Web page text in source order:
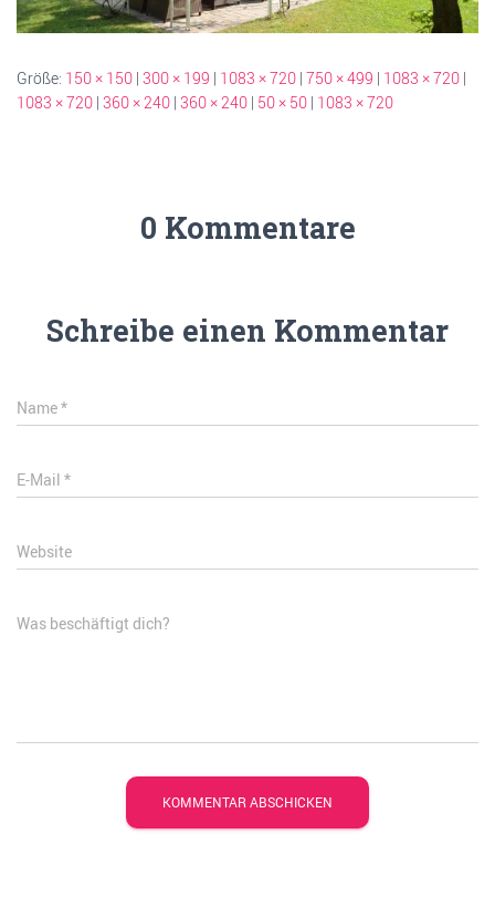
Größe: 150 × 150 | 300 × 199 | 1083 × 720 | 750 × 499 | 1083 × 720 |
1083 × 720 | 360 × 240 | 360 × 240 | 50 × 50 | 1083 × 720
0 Kommentare
Schreibe einen Kommentar
Name*
E-Mail *
Website
Was beschäftigt dich?